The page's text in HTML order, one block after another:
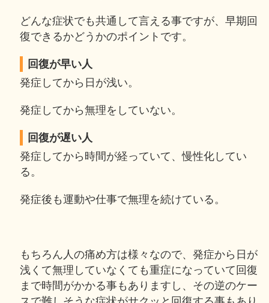
どんな症状でも共通して言える事ですが、早期回
復できるかどうかのポイントです。
回復が早い人
発症してから日が浅い。
発症してから無理をしていない。
回復が遅い人
発症してから時間が経っていて、慢性化してい
る。
発症後も運動や仕事で無理を続けている。
もちろん人の痛め方は様々なので、発症から日が
浅くて無理していなくても重症になっていて回復
まで時間がかかる事もありますし、その逆のケー